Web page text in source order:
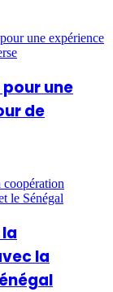
pour une
de
la